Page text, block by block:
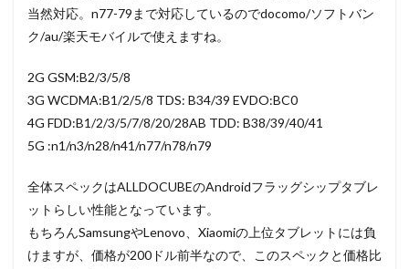
当然対応。n77-79まで対応しているのでdocomo/ソフトバン
ク/au/楽天モバイルで使えますね。
2G GSM:B2/3/5/8
3G WCDMA:B1/2/5/8 TDS: B34/39 EVDO:BC0
4G FDD:B1/2/3/5/7/8/20/28AB TDD: B38/39/40/41
5G :n1/n3/n28/n41/n77/n78/n79
全体スペックはALLDOCUBEのAndroidフラッグシップタブレ
ットらしい性能となっています。
もちろんSamsungやLenovo、Xiaomiの上位タブレットには負
けますが、価格が200ドル前半なので、このスペックと価格比